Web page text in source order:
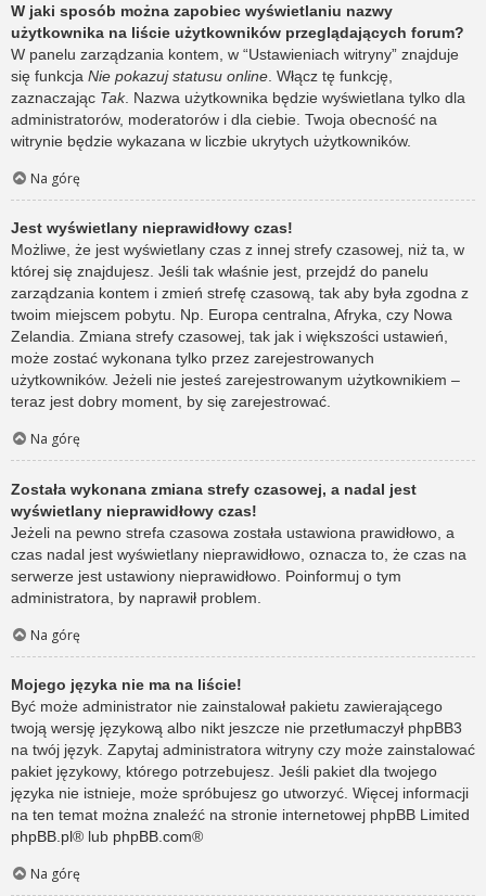
W jaki sposób można zapobiec wyświetlaniu nazwy
użytkownika na liście użytkowników przeglądających forum?
W panelu zarządzania kontem, w “Ustawieniach witryny” znajduje
się funkcja Nie pokazuj statusu online . Włącz tę funkcję,
zaznaczając Tak. Nazwa użytkownika będzie wyświetlana tylko dla
administratorów, moderatorów i dla ciebie. Twoja obecność na
witrynie będzie wykazana w liczbie ukrytych użytkowników.
Na górę
Jest wyświetlany nieprawidłowy czas!
Możliwe, że jest wyświetlany czas z innej strefy czasowej, niż ta, w
której się znajdujesz. Jeśli tak właśnie jest, przejdź do panelu
zarządzania kontem i zmień strefę czasową, tak aby była zgodna z
twoim miejscem pobytu. Np. Europa centralna, Afryka, czy Nowa
Zelandia. Zmiana strefy czasowej, tak jak i większości ustawień,
może zostać wykonana tylko przez zarejestrowanych
użytkowników. Jeżeli nie jesteś zarejestrowanym użytkownikiem –
teraz jest dobry moment, by się zarejestrować.
Na górę
Została wykonana zmiana strefy czasowej, a nadal jest
wyświetlany nieprawidłowy czas!
Jeżeli na pewno strefa czasowa została ustawiona prawidłowo, a
czas nadal jest wyświetlany nieprawidłowo, oznacza to, że czas na
serwerze jest ustawiony nieprawidłowo. Poinformuj o tym
administratora, by naprawił problem.
Na górę
Mojego języka nie ma na liście!
Być może administrator nie zainstalował pakietu zawierającego
twoją wersję językową albo nikt jeszcze nie przetłumaczył phpBB3
na twój język. Zapytaj administratora witryny czy może zainstalować
pakiet językowy, którego potrzebujesz. Jeśli pakiet dla twojego
języka nie istnieje, może spróbujesz go utworzyć. Więcej informacji
na ten temat można znaleźć na stronie internetowej phpBB Limited
phpBB.pl® lub phpBB.com®
Na górę